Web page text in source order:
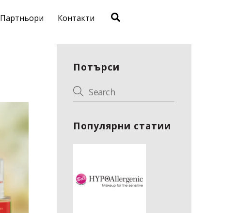
Партньори Контакти
Потърси
Популярни статии